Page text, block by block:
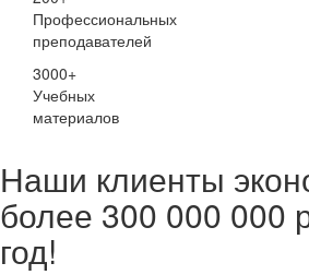
Профессиональных
преподавателей
3000+
Учебных
материалов
Наши клиенты
более 300 000 000
год!